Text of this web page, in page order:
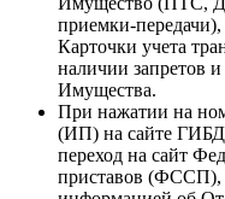
приемки-
Карточки учета
наличии запретов
Имущества.
При нажатии на
(ИП) на сайте
переход на сайт
приставов (ФССП),